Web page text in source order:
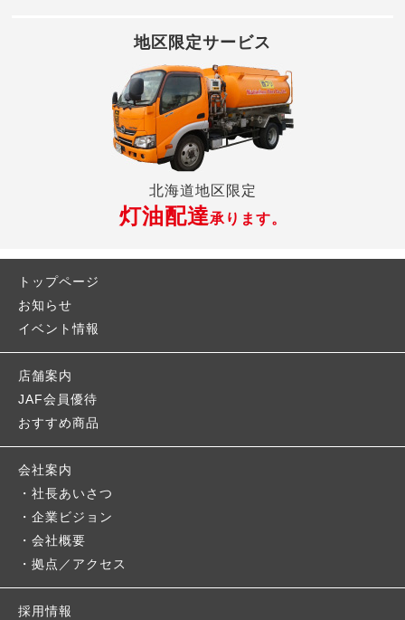
地区限定サービス
北海道地区限定
灯油配達承ります。
トップページ
お知らせ
イベント情報
店舗案内
JAF会員優待
おすすめ商品
会社案内
社長あいさつ
企業ビジョン
会社概要
拠点／アクセス
採用情報